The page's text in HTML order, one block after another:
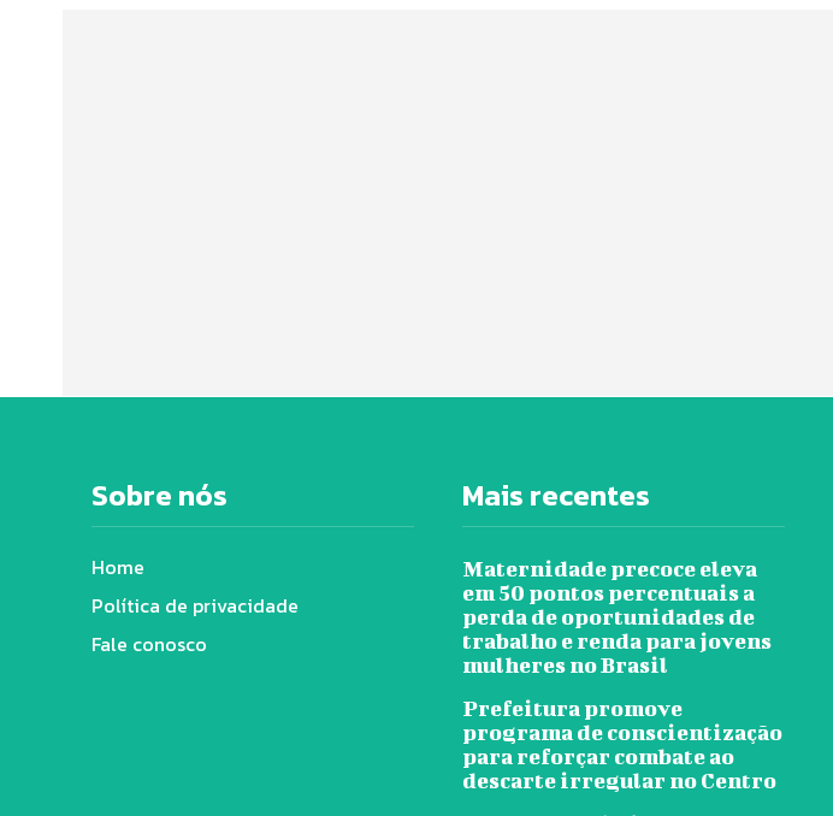
Sobre nós
Home
Política de privacidade
Fale conosco
Mais recentes
Maternidade precoce eleva
em 50 pontos percentuais a
perda de oportunidades de
trabalho e renda para jovens
mulheres no Brasil
Prefeitura promove
programa de conscientização
para reforçar combate ao
descarte irregular no Centro